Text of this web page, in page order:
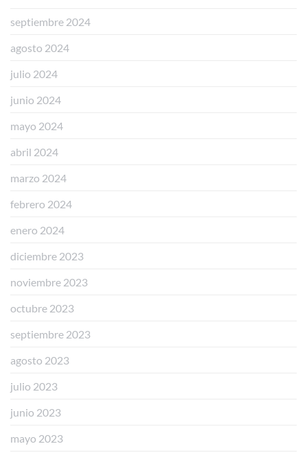
septiembre 2024
agosto 2024
julio 2024
junio 2024
mayo 2024
abril 2024
marzo 2024
febrero 2024
enero 2024
diciembre 2023
noviembre 2023
octubre 2023
septiembre 2023
agosto 2023
julio 2023
junio 2023
mayo 2023